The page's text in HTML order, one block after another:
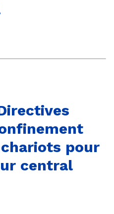
pour
central